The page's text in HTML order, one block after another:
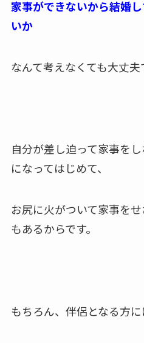
家事ができないから結婚
いか
なんて考えなくても大丈夫
自分が差し迫って家事を
になってはじめて、
お尻に火がついて家事を
もあるからです。
もちろん、伴侶となる方に